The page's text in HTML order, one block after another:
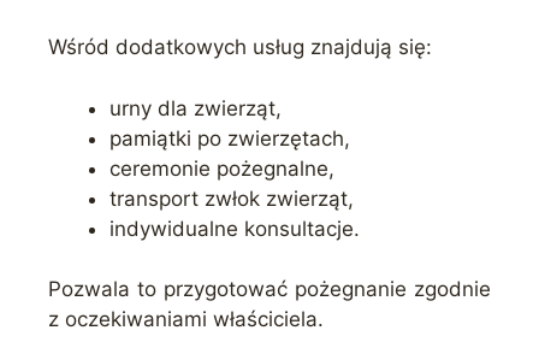
Wśród dodatkowych usług znajdują się:
urny dla zwierząt,
pamiątki po zwierzętach,
ceremonie pożegnalne,
transport zwłok zwierząt,
indywidualne konsultacje.
Pozwala to przygotować pożegnanie zgodnie
z oczekiwaniami właściciela.